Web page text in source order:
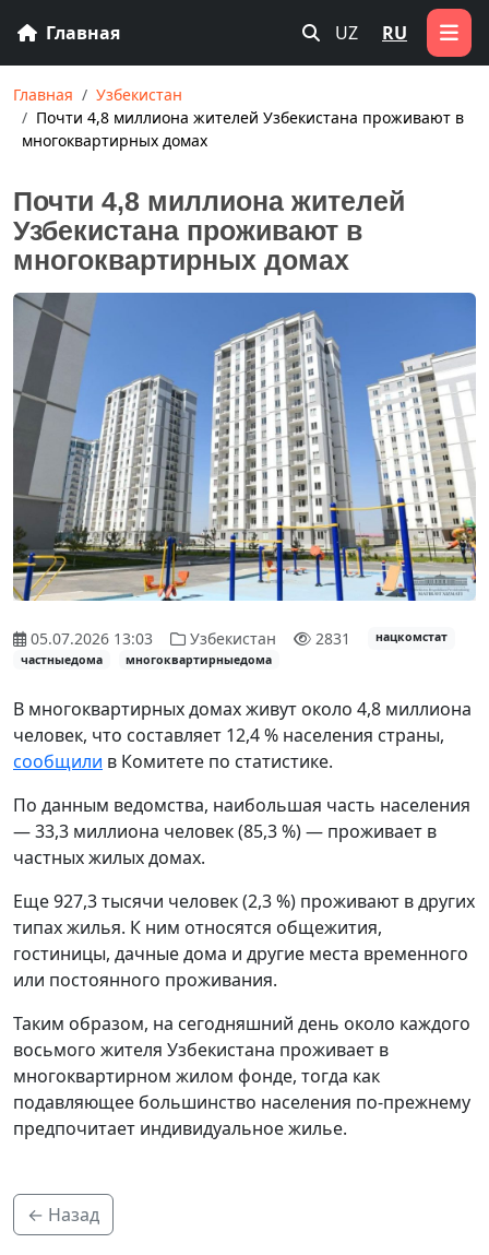
Главная UZ RU
Главная
Узбекистан
Почти 4,8 миллиона жителей Узбекистана проживают в
многоквартирных домах
Почти 4,8 миллиона жителей
Узбекистана проживают в
многоквартирных домах
05.07.2026 13:03 Узбекистан 2831
нацкомстат
частныедома
многоквартирныедома
В многоквартирных домах живут около 4,8 миллиона
человек, что составляет 12,4 % населения страны,
сообщили в Комитете по статистике.
По данным ведомства, наибольшая часть населения
— 33,3 миллиона человек (85,3 %) — проживает в
частных жилых домах.
Еще 927,3 тысячи человек (2,3 %) проживают в других
типах жилья. К ним относятся общежития,
гостиницы, дачные дома и другие места временного
или постоянного проживания.
Таким образом, на сегодняшний день около каждого
восьмого жителя Узбекистана проживает в
многоквартирном жилом фонде, тогда как
подавляющее большинство населения по-прежнему
предпочитает индивидуальное жилье.
← Назад